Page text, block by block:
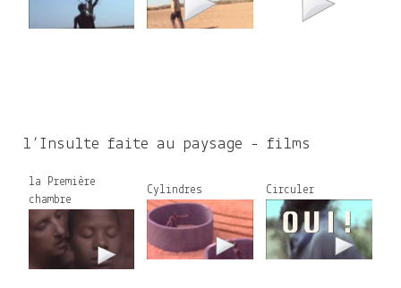
l’Insulte faite au paysage - films
la Première
chambre
Cylindres Circuler